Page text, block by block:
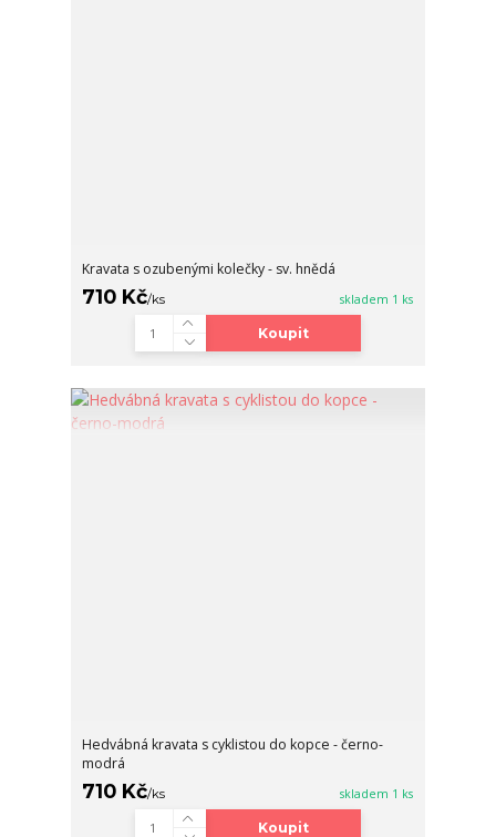
Kravata s ozubenými kolečky - sv. hnědá
710 Kč/ks skladem 1 ks
Koupit
Hedvábná kravata s cyklistou do kopce - černo-
modrá
710 Kč/ks skladem 1 ks
Koupit